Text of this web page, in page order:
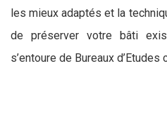
les mieux adaptés et la
de préserver votre bâti
s’entoure de Bureaux d’Etudes